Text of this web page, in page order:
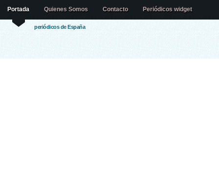
periódicos de España
Portada Quienes Somos Contacto Periódicos widget